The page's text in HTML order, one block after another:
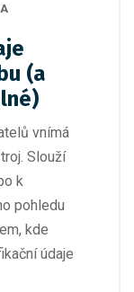
(a
vnímá
Slouží
k
pohledu
kde
údaje